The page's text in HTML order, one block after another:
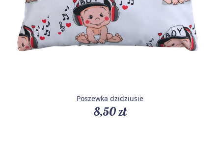
Poszewka dzidziusie
8,50 zł